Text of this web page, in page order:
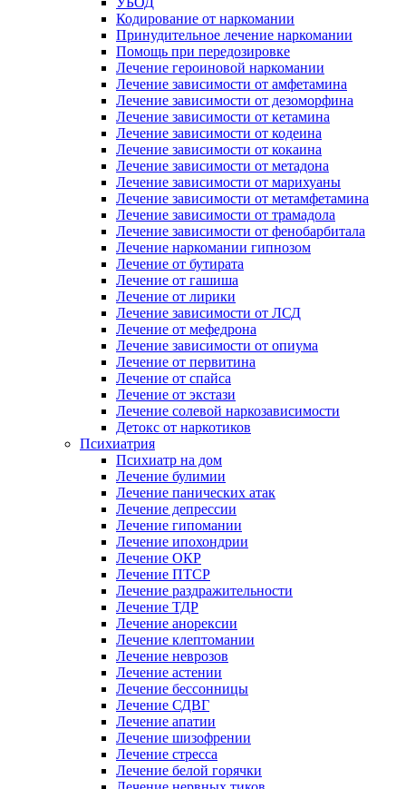
Кодирование от наркомании
Принудительное лечение наркомании
Помощь при передозировке
Лечение героиновой наркомании
Лечение зависимости от амфетамина
Лечение зависимости от дезоморфина
Лечение зависимости от кетамина
Лечение зависимости от кодеина
Лечение зависимости от кокаина
Лечение зависимости от метадона
Лечение зависимости от марихуаны
Лечение зависимости от метамфетамина
Лечение зависимости от трамадола
Лечение зависимости от фенобарбитала
Лечение наркомании гипнозом
Лечение от бутирата
Лечение от гашиша
Лечение от лирики
Лечение зависимости от ЛСД
Лечение от мефедрона
Лечение зависимости от опиума
Лечение от первитина
Лечение от спайса
Лечение от экстази
Лечение солевой наркозависимости
Детокс от наркотиков
Психиатрия
Психиатр на дом
Лечение булимии
Лечение панических атак
Лечение депрессии
Лечение гипомании
Лечение ипохондрии
Лечение ОКР
Лечение ПТСР
Лечение раздражительности
Лечение ТДР
Лечение анорексии
Лечение клептомании
Лечение неврозов
Лечение астении
Лечение бессонницы
Лечение СДВГ
Лечение апатии
Лечение шизофрении
Лечение стресса
Лечение белой горячки